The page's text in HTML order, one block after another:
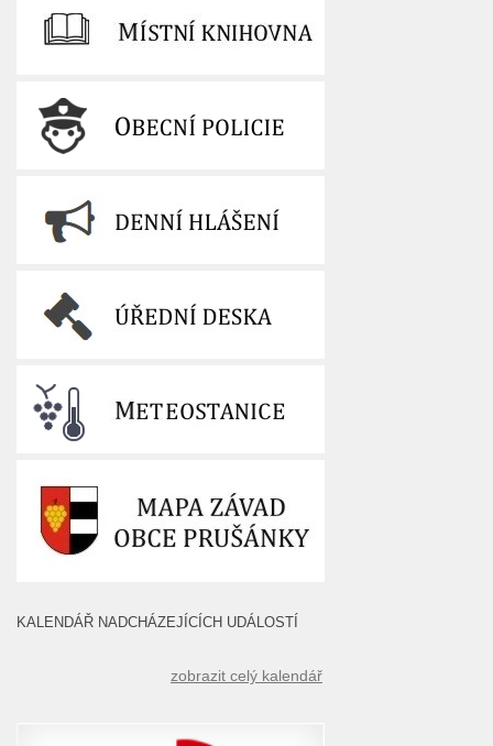
KALENDÁŘ NADCHÁZEJÍCÍCH UDÁLOSTÍ
zobrazit celý kalendář